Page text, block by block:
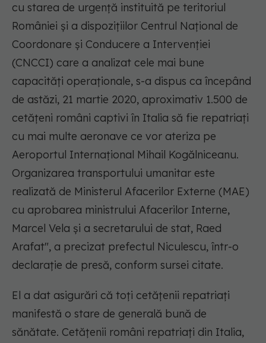
cu starea de urgenţă instituită pe teritoriul
României şi a dispoziţiilor Centrul Naţional de
Coordonare şi Conducere a Intervenţiei
(CNCCI) care a analizat cele mai bune
capacităţi operaţionale, s-a dispus ca începând
de astăzi, 21 martie 2020, aproximativ 1.500 de
cetăţeni români captivi în Italia să fie repatriaţi
cu mai multe aeronave ce vor ateriza pe
Aeroportul Internaţional Mihail Kogălniceanu.
Organizarea transportului umanitar este
realizată de Ministerul Afacerilor Externe (MAE)
cu aprobarea ministrului Afacerilor Interne,
Marcel Vela şi a secretarului de stat, Raed
Arafat", a precizat prefectul Niculescu, într-o
declaraţie de presă, conform sursei citate.
El a dat asigurări că toţi cetăţenii repatriaţi
manifestă o stare de generală bună de
sănătate. Cetăţenii români repatriaţi din Italia,